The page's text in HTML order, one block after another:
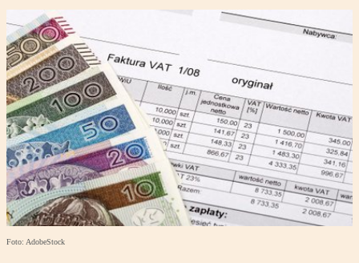
Foto: AdobeStock